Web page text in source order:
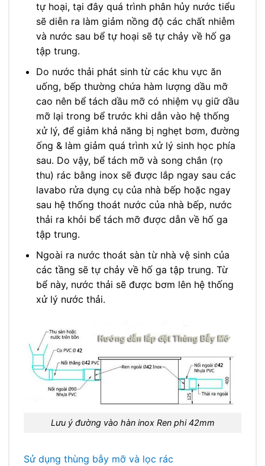
tự hoại, tại đây quá trình phân hủy nước tiểu
sẽ diễn ra làm giảm nồng độ các chất nhiễm
và nước sau bể tự hoại sẽ tự chảy về hố ga
tập trung.
Do nước thải phát sinh từ các khu vực ăn
uống, bếp thường chứa hàm lượng dầu mỡ
cao nên bể tách dầu mỡ có nhiệm vụ giữ dầu
mỡ lại trong bể trước khi dẫn vào hệ thống
xử lý, để giảm khả năng bị nghẹt bơm, đường
ống & làm giảm quá trình xử lý sinh học phía
sau. Do vậy, bể tách mỡ và song chắn (rọ
thu) rác bằng inox sẽ được lắp ngay sau các
lavabo rửa dụng cụ của nhà bếp hoặc ngay
sau hệ thống thoát nước của nhà bếp, nước
thải ra khỏi bể tách mỡ được dẫn về hố ga
tập trung.
Ngoài ra nước thoát sàn từ nhà vệ sinh của
các tầng sẽ tự chảy về hố ga tập trung. Từ
bể này, nước thải sẽ được bơm lên hệ thống
xử lý nước thải.
Lưu ý đường vào hàn inox Ren phi 42mm
Sử dụng thùng bẫy mỡ và lọc rác